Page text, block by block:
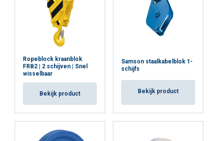
Ropeblock kraanblok
FRB2 | 2 schijven | Snel
wisselbaar
Bekijk product
Samson staalkabelblok 1-
schijfs
Bekijk product